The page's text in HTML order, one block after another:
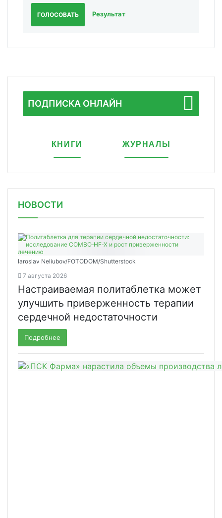
ГОЛОСОВАТЬ Результат
ПОДПИСКА ОНЛАЙН
КНИГИ ЖУРНАЛЫ
НОВОСТИ
Iaroslav Neliubov/FOTODOM/Shutterstoсk
7 августа 2026
Настраиваемая политаблетка может
улучшить приверженность терапии
сердечной недостаточности
Подробнее